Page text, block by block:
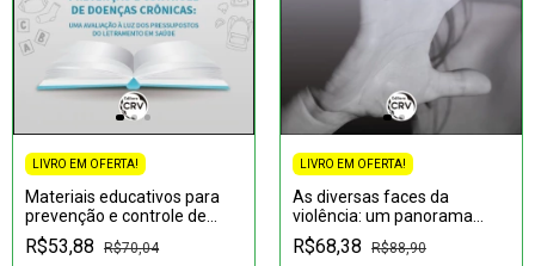
LIVRO EM OFERTA!
Materiais educativos para
prevenção e controle de
doenças crônicas: uma
avaliação à luz dos
R$53,88 R$70,04
LIVRO EM OFERTA!
As diversas faces da
violência: um panorama
sobre a produção científica
R$68,38 R$88,90